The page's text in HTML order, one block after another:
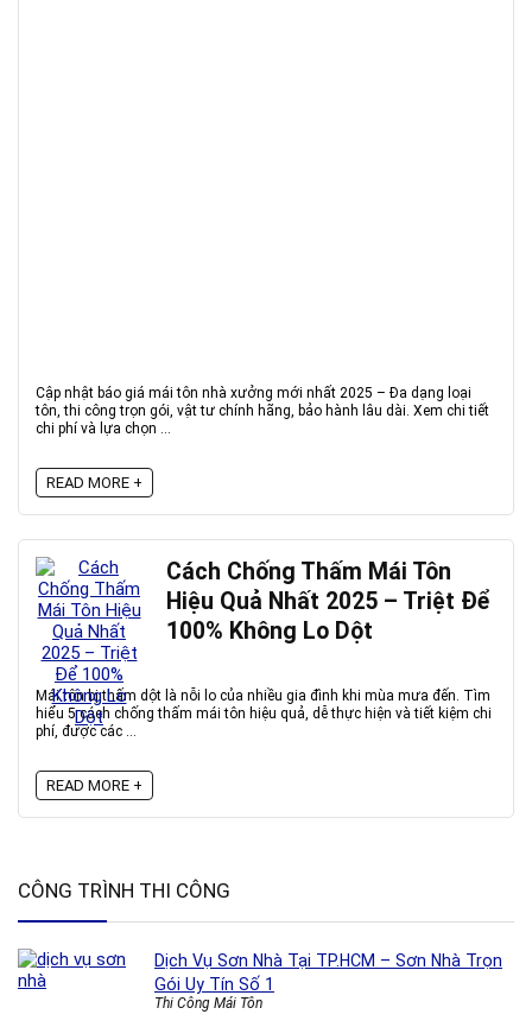
Cập nhật báo giá mái tôn nhà xưởng mới nhất 2025 – Đa dạng loại
tôn, thi công trọn gói, vật tư chính hãng, bảo hành lâu dài. Xem chi tiết
chi phí và lựa chọn ...
READ MORE +
Cách Chống Thấm Mái Tôn
Hiệu Quả Nhất 2025 – Triệt Để
100% Không Lo Dột
Mái tôn bị thấm dột là nỗi lo của nhiều gia đình khi mùa mưa đến. Tìm
hiểu 5 cách chống thấm mái tôn hiệu quả, dễ thực hiện và tiết kiệm chi
phí, được các ...
READ MORE +
CÔNG TRÌNH THI CÔNG
Dịch Vụ Sơn Nhà Tại TP.HCM – Sơn Nhà Trọn
Gói Uy Tín Số 1
Thi Công Mái Tôn